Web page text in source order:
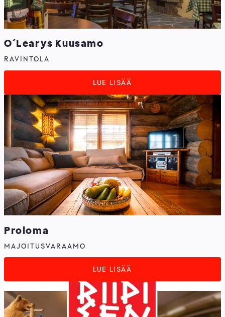
O´Learys Kuusamo
RAVINTOLA
LUE LISÄÄ
Proloma
MAJOITUSVARAAMO
LUE LISÄÄ